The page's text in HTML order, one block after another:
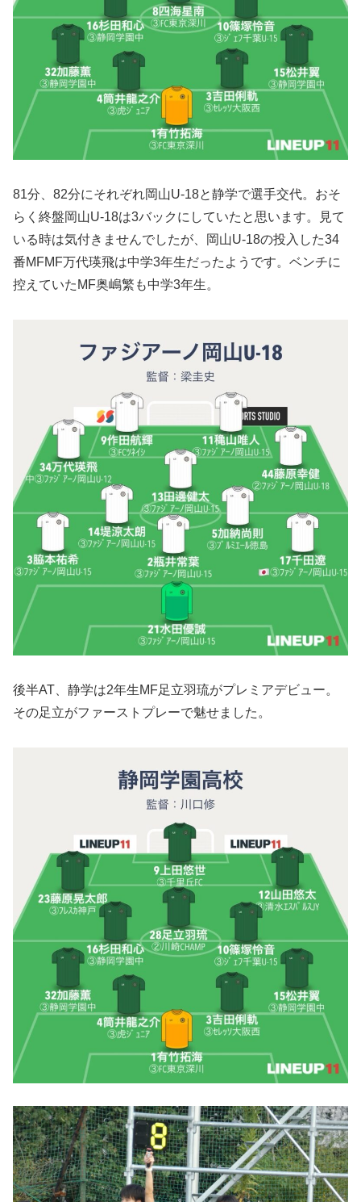
81分、82分にそれぞれ岡山U-18と静学で選手交代。おそ
らく終盤岡山U-18は3バックにしていたと思います。見て
いる時は気付きませんでしたが、岡山U-18の投入した34
番MFMF万代瑛飛は中学3年生だったようです。ベンチに
控えていたMF奥嶋繁も中学3年生。
後半AT、静学は2年生MF足立羽琉がプレミアデビュー。
その足立がファーストプレーで魅せました。